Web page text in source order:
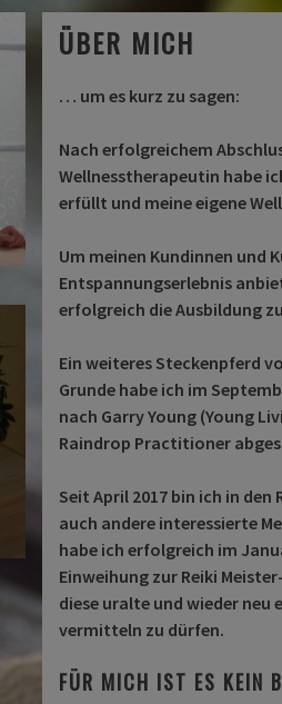
ÜBER MICH
… um es kurz zu sagen:
Nach erfolgreichem
Wellnesstherapeutin habe
erfüllt und meine eigene
Um meinen Kundinnen und
Entspannungserlebnis
erfolgreich die Ausbildung
Ein weiteres Steckenpferd
Grunde habe ich im
nach Garry Young (Young
Raindrop Practitioner
Seit April 2017 bin ich in
auch andere interessierte
habe ich erfolgreich im
Einweihung zur Reiki
diese uralte und wieder
vermitteln zu dürfen.
FÜR MICH IST ES KEIN